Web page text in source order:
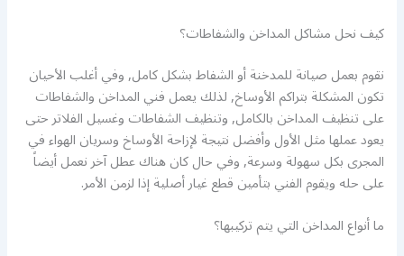
كيف نحل مشاكل المداخن والشفاطات؟
نقوم بعمل صيانة للمدخنة أو الشفاط بشكل كامل, وفي أغلب الأحيان
تكون المشكلة بتراكم الأوساخ, لذلك يعمل فني المداخن والشفاطات
على تنظيف المداخن بالكامل, وتنظيف الشفاطات وغسيل الفلاتر حتى
يعود عملها مثل الأول وأفضل نتيجة لإزاحة الأوساخ وسريان الهواء في
المجرى بكل سهولة وسرعة, وفي حال كان هناك عطل آخر نعمل أيضاً
على حله ويقوم الفني بتأمين قطع غيار أصلية إذا لزمن الأمر.
ما أنواع المداخن التي يتم تركيبها؟